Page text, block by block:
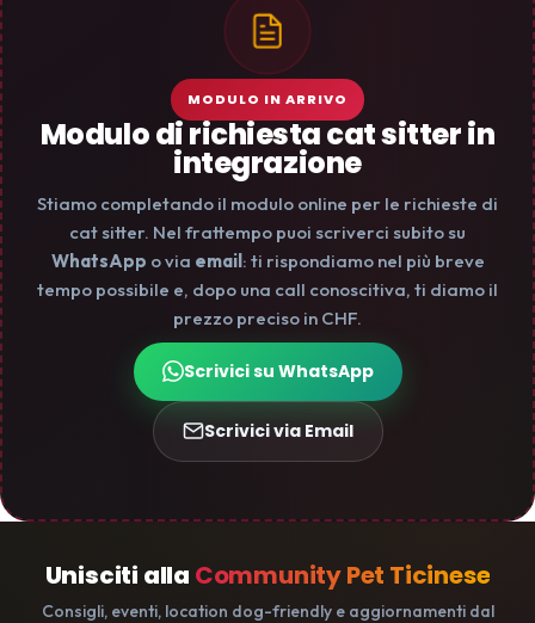
MODULO IN ARRIVO
Modulo di richiesta cat sitter in
integrazione
Stiamo completando il modulo online per le richieste di
cat sitter. Nel frattempo puoi scriverci subito su
WhatsApp o via email: ti rispondiamo nel più breve
tempo possibile e, dopo una call conoscitiva, ti diamo il
prezzo preciso in CHF.
Scrivici su WhatsApp
Scrivici via Email
Unisciti alla Community Pet Ticinese
Consigli, eventi, location dog-friendly e aggiornamenti dal